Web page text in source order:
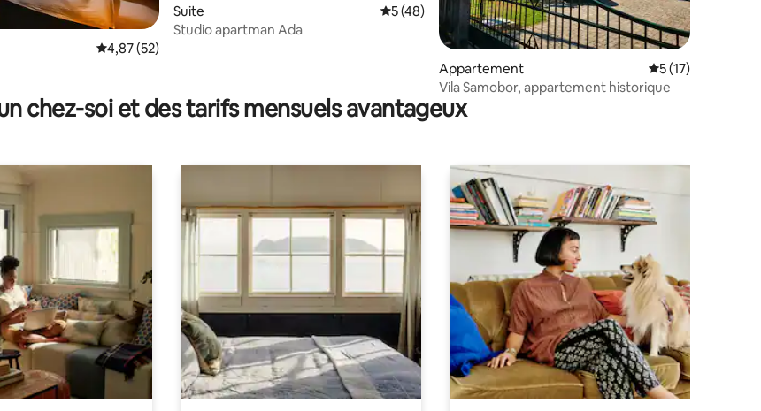
base de 40 commentaires : 5 sur 5
Évaluation moyenne sur la base de 52 commentaires : 4,87 sur 5
4,87 (52)
Suite Évaluation moyenne sur la base de 48 commentaires : 5 sur 5
5 (48)
Studio apartman Ada
Appartement Évaluation
5 (17)
Vila Samobor, appartement historique
chez-soi et des tarifs mensuels avantageux